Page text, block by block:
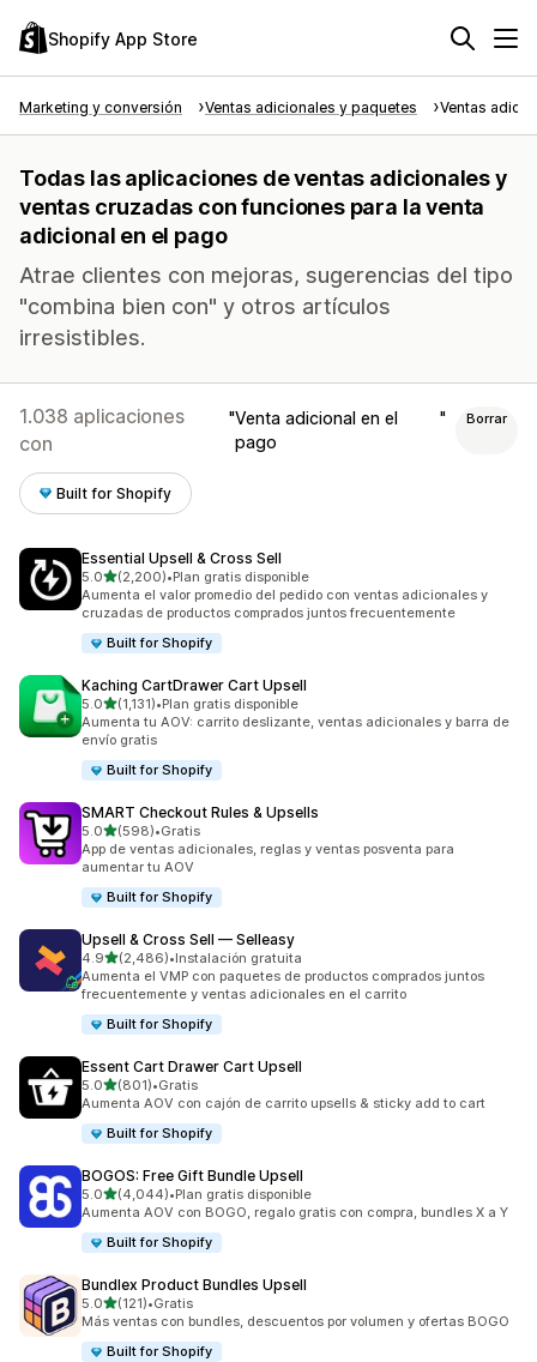
Shopify App Store
Marketing y conversión Ventas adicionales y paquetes Ventas
Todas las aplicaciones de ventas adicionales y
ventas cruzadas con funciones para la venta
adicional en el pago
Atrae clientes con mejoras, sugerencias del tipo
"combina bien con" y otros artículos
irresistibles.
1.038 aplicaciones
con
Venta adicional en el
pago
Borrar
Built for Shopify
Essential Upsell & Cross Sell
5.0de 5 estrellas
(2,200)
2200 reseñas en total
•Plan gratis disponible
Aumenta el valor promedio del pedido con ventas adicionales y
cruzadas de productos comprados juntos frecuentemente
Built for Shopify
Kaching CartDrawer Cart Upsell
5.0de 5 estrellas
(1,131)
1131 reseñas en total
•Plan gratis disponible
Aumenta tu AOV: carrito deslizante, ventas adicionales y barra de
envío gratis
Built for Shopify
SMART Checkout Rules & Upsells
5.0de 5 estrellas
(598)
598 reseñas en total
•Gratis
App de ventas adicionales, reglas y ventas posventa para
aumentar tu AOV
Built for Shopify
Upsell & Cross Sell — Selleasy
4.9de 5 estrellas
(2,486)
2486 reseñas en total
•Instalación gratuita
Aumenta el VMP con paquetes de productos comprados juntos
frecuentemente y ventas adicionales en el carrito
Built for Shopify
Essent Cart Drawer Cart Upsell
5.0de 5 estrellas
(801)
801 reseñas en total
•Gratis
Aumenta AOV con cajón de carrito upsells & sticky add to cart
Built for Shopify
BOGOS: Free Gift Bundle Upsell
5.0de 5 estrellas
(4,044)
4044 reseñas en total
•Plan gratis disponible
Aumenta AOV con BOGO, regalo gratis con compra, bundles X a Y
Built for Shopify
Bundlex Product Bundles Upsell
5.0de 5 estrellas
(121)
121 reseñas en total
•Gratis
Más ventas con bundles, descuentos por volumen y ofertas BOGO
Built for Shopify